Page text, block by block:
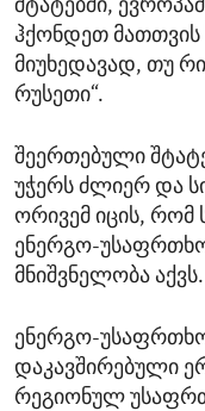
შტატებში,
ჰქონდეთ მათთვის
მიუხედავად, თუ
რუსეთი“.
შეერთებული
უჭერს ძლიერ და
ორივემ იცის, რომ
ენერგო-
მნიშვნელობა აქვს.
ენერგო-
დაკავშირებული
რეგიონულ